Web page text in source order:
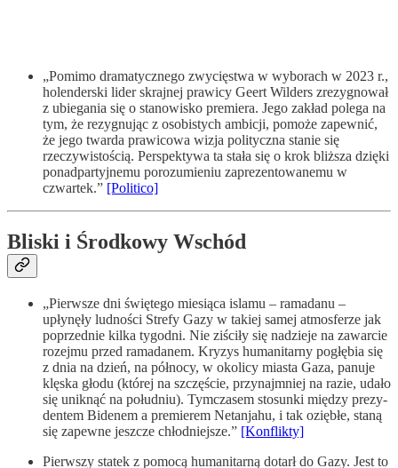
„Pomimo dramatycznego zwycięstwa w wyborach w 2023 r.,
holenderski lider skrajnej prawicy Geert Wilders zrezygnował
z ubiegania się o stanowisko premiera. Jego zakład polega na
tym, że rezygnując z osobistych ambicji, pomoże zapewnić,
że jego twarda prawicowa wizja polityczna stanie się
rzeczywistością. Perspektywa ta stała się o krok bliższa dzięki
ponadpartyjnemu porozumieniu zaprezentowanemu w
czwartek.” [Politico]
Bliski i Środkowy Wschód
„Pierwsze dni świętego miesiąca islamu – ramadanu –
upłynęły ludności Strefy Gazy w takiej samej atmosferze jak
poprzednie kilka tygodni. Nie ziściły się nadzieje na zawarcie
rozejmu przed ramadanem. Kryzys humanitarny po­głę­bia się
z dnia na dzień, na północy, w okolicy miasta Gaza, panuje
klęska głodu (której na szczęście, przynajmniej na razie, udało
się uniknąć na południu). Tymczasem stosunki między prezy­
den­tem Bidenem a premierem Netanjahu, i tak oziębłe, staną
się zapewne jeszcze chłodniejsze.” [Konflikty]
Pierwszy statek z pomocą humanitarną dotarł do Gazy. Jest to